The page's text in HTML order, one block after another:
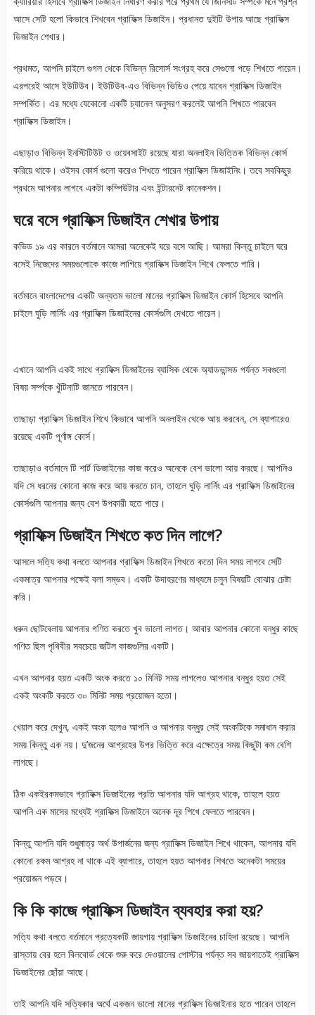
আসে সেটি হলো কিভাবে শিখবেন গ্রাফিক্স ডিজাইন। প্রধানত দুইটি উপায় আছে গ্রাফিক্স
ডিজাইন শেখার।
প্রথমত, আপনি চাইলে গুগল থেকে বিভিন্ন রিসোর্স সংগ্রহ করে সেগুলো পড়ে শিখতে পারেন।
এরপরেই আসে ইউটিউব। ইউটিউব-এও বিভিন্ন ভিডিও পেয়ে যাবেন গ্রাফিক্স ডিজাইন
সম্পর্কিত। এর মধ্যে যেকোনো একটি চ্যানেল অনুসরণ করলেই আপনি শিখতে পারবেন
গ্রাফিক্স ডিজাইন।
এছাড়াও বিভিন্ন ইনস্টিটিউট ও ওয়েবসাইট রয়েছে যারা অনলাইন ভিত্তিক বিভিন্ন কোর্স
করিয়ে থাকে। ওইসব কোর্স গুলো করেও শিখতে পারেন গ্রাফিক্স ডিজাইনিং। তবে সবকিছুর
প্রথমে আপনার লাগবে একটা কম্পিউটার এবং ইন্টারনেট কানেকশন।
ঘরে বসে গ্রাফিক্স ডিজাইন শেখার উপায়
কভিড ১৯ এর কারনে বর্তমানে আমরা অনেকেই ঘরে বসে আছি। আমরা কিন্তু চাইলে ঘরে
বসেই নিজেদের সময়গুলোকে কাজে লাগিয়ে গ্রাফিক্স ডিজাইন শিখে ফেলতে পারি।
বর্তমানে বাংলাদেশের একটি অন্যতম ভালো মানের গ্রাফিক্স ডিজাইন কোর্স হিসেবে আপনি
চাইলে ঘুড়ি লার্নিং এর গ্রাফিক্স ডিজাইনের কোর্সগুলি দেখতে পারেন।
এখানে আপনি একই সাথে গ্রাফিক্স ডিজাইনের ব্যাসিক থেকে অ্যাডভান্সড পর্যন্ত সবগুলো
বিষয় সর্ম্পকে খুঁটিনাটি জানতে পারবেন।
তাছাড়া গ্রাফিক্স ডিজাইন শিখে কিভাবে আপনি অনলাইন থেকে আয় করবেন, সে ব্যাপারেও
রয়েছে একটি পূর্ণাঙ্গ কোর্স।
তাছাড়াও বর্তমানে টি শার্ট ডিজাইনের কাজ করেও অনেকে বেশ ভালো আয় করছে। আপনিও
যদি সে ধরনের কোনো কাজ করে আয় করতে চান, তাহলে ঘুড়ি লার্নিং এর গ্রাফিক্স ডিজাইনের
কোর্সগুলি আপনার জন্য বেশ উপকারী হতে পারে।
গ্রাফিক্স ডিজাইন শিখতে কত দিন লাগে?
আসলে সত্যি কথা বলতে আপনার গ্রাফিক্স ডিজাইন শিখতে কতো দিন সময় লাগবে সেটি
একমাত্র আপনার পক্ষেই বলা সম্ভব। একটি উদাহরণের মাধ্যমে চলুন বিষয়টি বোঝার চেষ্টা
করি।
ধরুন ছোটবেলায় আপনার গণিত করতে খুব ভালো লাগত। আবার আপনার কোনো বন্ধুর কাছে
গণিত ছিল পৃথিবীর সবচেয়ে জটিল কাজগুলির একটি।
এখন আপনার হয়ত একটি অংক করতে ১০ মিনিট সময় লাগলেও আপনার বন্ধুর হয়ত সেই
একই অংকটি করতে ৩০ মিনিট সময় প্রয়োজন হতো।
খেয়াল করে দেখুন, একই অংক হলেও আপনি ও আপনার বন্ধুর সেই অংকটিকে সমাধান করার
সময় কিন্তু এক নয়। দু’জনের আগ্রহের উপর ভিত্তি করে এক্ষেত্রে সময় কিছুটা কম বেশি
লাগছে।
ঠিক একইরকমভাবে গ্রাফিক্স ডিজাইনের প্রতি আপনার যদি আগ্রহ থাকে, তাহলে হয়ত
আপনি এক মাসের মধ্যেই গ্রাফিক্স ডিজাইনে অনেক দূর শিখে ফেলতে পারবেন।
কিন্তু আপনি যদি শুধুমাত্র অর্থ উপার্জনের জন্য গ্রাফিক্স ডিজাইন শিখে থাকেন, আপনার যদি
কোনো রকম আগ্রহ না থাকে এই ব্যাপারে, তাহলে হয়ত আপনার শিখতে অনেকটা সময়ের
প্রয়োজন পড়বে।
কি কি কাজে গ্রাফিক্স ডিজাইন ব্যবহার করা হয়?
সত্যি কথা বলতে বর্তমানে প্রত্যেকটি জায়গায় গ্রাফিক্স ডিজাইনের চাহিদা রয়েছে। আপনি
রাস্তায় বের হলে বিলবোর্ড থেকে শুরু করে দেওয়ালের পোস্টার পর্যন্ত সব জায়গাতেই গ্রাফিক্স
ডিজাইনের ছোঁয়া আছে।
তাই আপনি যদি সত্যিকার অর্থে একজন ভালো মানের গ্রাফিক্স ডিজাইনার হতে পারেন তাহলে